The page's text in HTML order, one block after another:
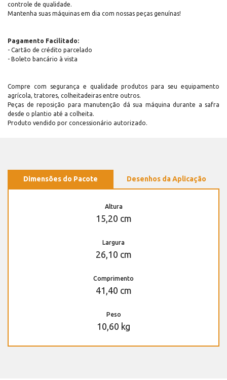
controle de qualidade.
Mantenha suas máquinas em dia com nossas peças genuínas!
Pagamento Facilitado:
- Cartão de crédito parcelado
- Boleto bancário à vista
Compre com segurança e qualidade produtos para seu equipamento
agrícola, tratores, colheitadeiras entre outros.
Peças de reposição para manutenção dá sua máquina durante a safra
desde o plantio até a colheita.
Produto vendido por concessionário autorizado.
Dimensões do Pacote Desenhos da Aplicação
Altura
15,20 cm
Largura
26,10 cm
Comprimento
41,40 cm
Peso
10,60 kg